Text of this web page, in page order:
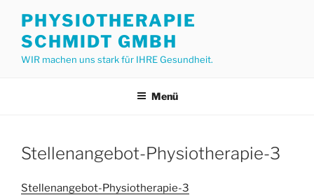
Inhalt
springen
PHYSIOTHERAPIE
SCHMIDT GMBH
WIR machen uns stark für IHRE Gesundheit.
Menü
Stellenangebot-Physiotherapie-3
Stellenangebot-Physiotherapie-3